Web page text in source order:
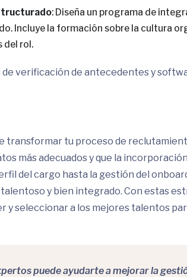
: Diseña un programa de
Incluye la formación sobre la cultura
del rol.
de verificación de antecedentes y
transformar tu proceso de
más adecuados y que la
del cargo hasta la gestión del
y bien integrado. Con estas
y seleccionar a los mejores talentos
puede ayudarte a mejorar la